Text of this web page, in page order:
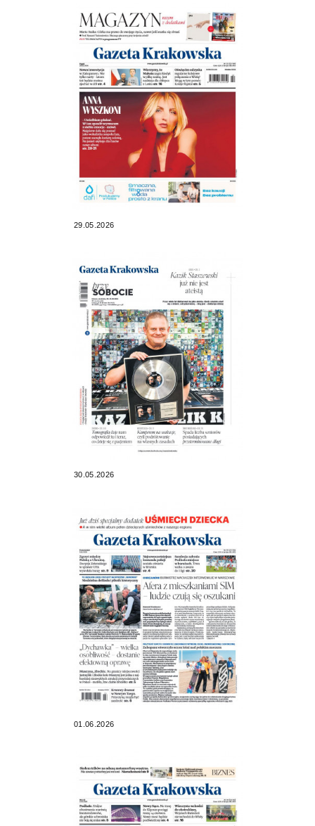
29.05.2026
30.05.2026
01.06.2026